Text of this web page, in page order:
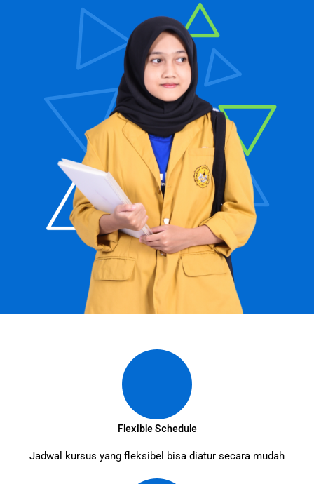
Flexible Schedule
Jadwal kursus yang fleksibel bisa diatur secara mudah